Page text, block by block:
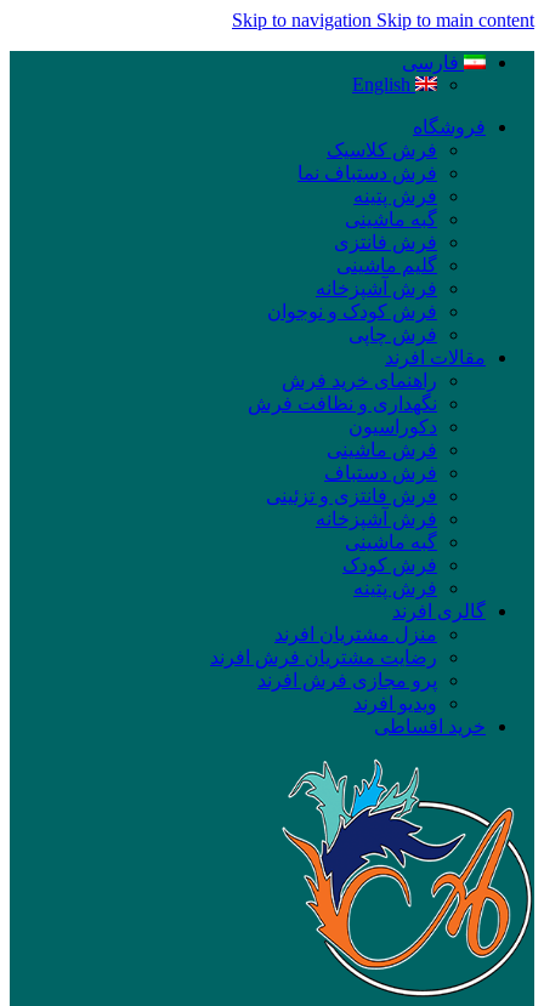
Skip to navigation Skip to main content
فارسی
English
فروشگاه
فرش کلاسیک
فرش دستباف نما
فرش پتینه
گبه ماشینی
فرش فانتزی
گلیم ماشینی
فرش آشپزخانه
فرش کودک و نوجوان
فرش چاپی
مقالات افرند
راهنمای خرید فرش
نگهداری و نظافت فرش
دکوراسیون
فرش ماشینی
فرش دستباف
فرش فانتزی و تزئینی
فرش آشپزخانه
گبه ماشینی
فرش کودک
فرش پتینه
گالری افرند
منزل مشتریان افرند
رضایت مشتریان فرش افرند
پرو مجازی فرش افرند
ویدیو افرند
خرید اقساطی